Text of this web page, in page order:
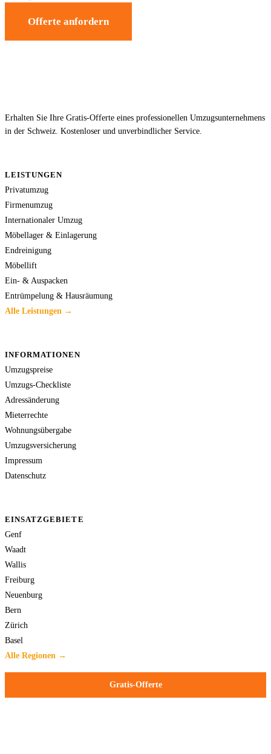
Offerte anfordern
Erhalten Sie Ihre Gratis-Offerte eines professionellen Umzugsunternehmens
in der Schweiz. Kostenloser und unverbindlicher Service.
LEISTUNGEN
Privatumzug
Firmenumzug
Internationaler Umzug
Möbellager & Einlagerung
Endreinigung
Möbellift
Ein- & Auspacken
Entrümpelung & Hausräumung
Alle Leistungen →
INFORMATIONEN
Umzugspreise
Umzugs-Checkliste
Adressänderung
Mieterrechte
Wohnungsübergabe
Umzugsversicherung
Impressum
Datenschutz
EINSATZGEBIETE
Genf
Waadt
Wallis
Freiburg
Neuenburg
Bern
Zürich
Basel
Alle Regionen →
Gratis-Offerte